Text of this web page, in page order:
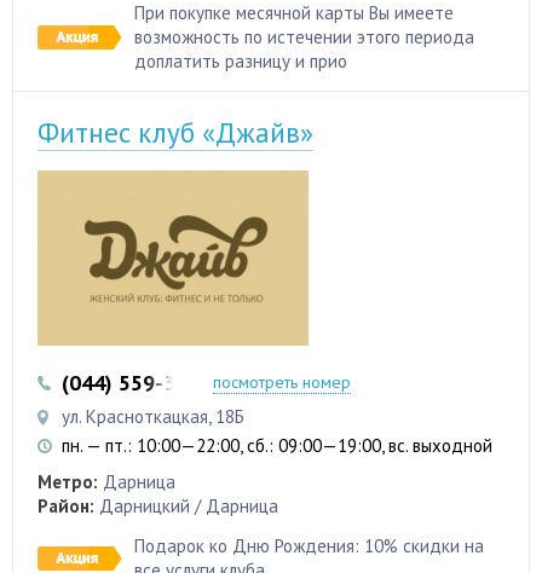
При покупке месячной карты Вы имеете
возможность по истечении этого периода
доплатить разницу и прио
Фитнес клуб «Джайв»
(044) 559-30-73 (063) 656-77-18
посмотреть номер
ул. Красноткацкая, 18Б
пн. — пт.: 10:00—22:00, сб.: 09:00—19:00, вс. выходной
Метро: Дарница
Район: Дарницкий / Дарница
Подарок ко Дню Рождения: 10% скидки на